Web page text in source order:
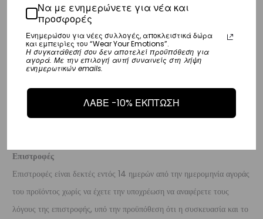
ημέρες.
Διεθνή
– Τα έξοδα αποστολής για όλο τον υπόλοιπο κόσμο είναι στα
– Η Η συνεργαζόμενη εταιρεία ταχυμεταφορών,
παράδοσή σας.
– Οι χρόνοι παράδοσης κυμαίνονται συνήθως από 3-10 εργάσιμες
Επιστροφές
Επιστροφές είναι δεκτές εντός 14 ημερών από την ημερομηνία αγοράς
του προϊόντος χωρίς να έχετε την υποχρέωση να αναφέρετε τους
λόγους της επιστροφής, υπό την προϋπόθεση ότι η συσκευασία και το
Να με ενημερώνετε για νέα και
προσφορές
Ενημερώσου για νέες συλλογές, αποκλειστικά δώρα
και εμπειρίες του “Wear Your Emotions”.
Η συγκατάθεσή σου δεν αποτελεί προϋπόθεση για
αγορά. Με την επιλογή αυτή συναινείς στη λήψη
ενημερωτικών emails.
ΛΑΒΕ -10% ΕΚΠΤΩΣΗ